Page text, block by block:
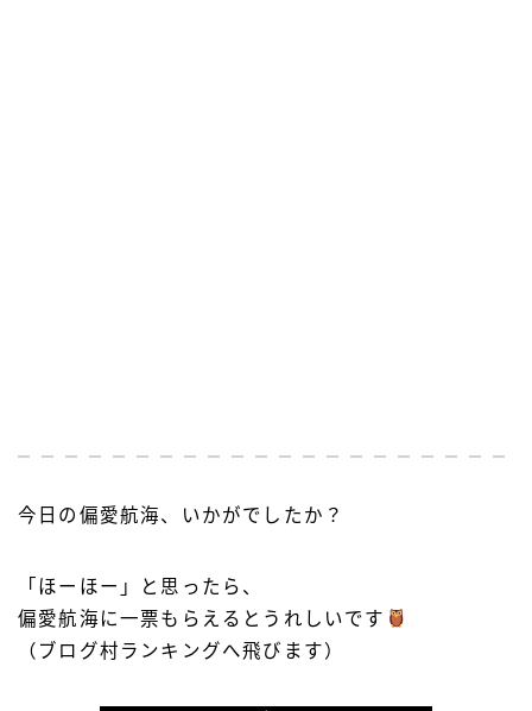
今日の偏愛航海、いかがでしたか？
「ほーほー」と思ったら、
偏愛航海に一票もらえるとうれしいです
（ブログ村ランキングへ飛びます）